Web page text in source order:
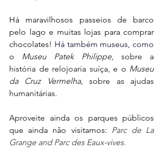
Há maravilhosos passeios de barco
pelo lago e muitas lojas para comprar
chocolates! Há também museus, como
o Museu Patek Philippe, sobre a
história de relojoaria suíça, e o Museu
da Cruz Vermelha, sobre as ajudas
humanitárias.
Aproveite ainda os parques públicos
que ainda não visitamos: Parc de La
Grange and Parc des Eaux-vives.